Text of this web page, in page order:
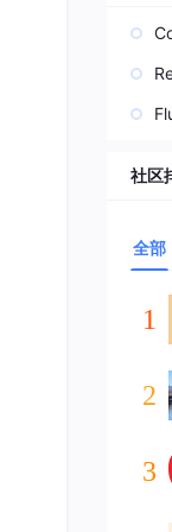
社区
全部
1
2
3